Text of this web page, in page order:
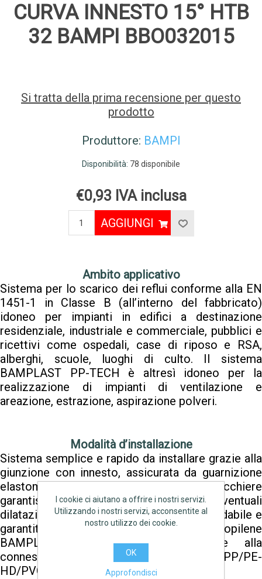
CURVA INNESTO 15° HTB
32 BAMPI BBO032015
Si tratta della prima recensione per questo
prodotto
Produttore: BAMPI
Disponibilità: 78 disponibile
€0,93 IVA inclusa
AGGIUNGI
Ambito applicativo
Sistema per lo scarico dei reflui conforme alla EN
1451-1 in Classe B (all’interno del fabbricato)
idoneo per impianti in edifici a destinazione
residenziale, industriale e commerciale, pubblici e
ricettivi come ospedali, case di riposo e RSA,
alberghi, scuole, luoghi di culto. Il sistema
BAMPLAST PP-TECH è altresì idoneo per la
realizzazione di impianti di ventilazione e
areazione, estrazione, aspirazione polveri.
Modalità d’installazione
Sistema semplice e rapido da installare grazie alla
giunzione con innesto, assicurata da guarnizione
elastomerica. La connessione con bicchiere
garantisce l’adeguato spazio per eventuali
dilatazioni dell’impianto con una tenuta affidabile e
garantita nel tempo. Il sistema in polipropilene
BAMPLAST PP-TECH è compatibile alla
connessione con altri materiali plastici in PP/PE-
HD/PVC nei diametri standard.
I cookie ci aiutano a offrire i nostri servizi.
Utilizzando i nostri servizi, acconsentite al
nostro utilizzo dei cookie.
OK
Approfondisci